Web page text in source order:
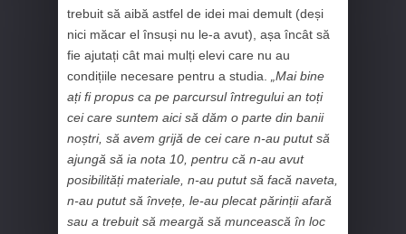
trebuit să aibă astfel de idei mai demult (deși
nici măcar el însuși nu le-a avut), așa încât să
fie ajutați cât mai mulți elevi care nu au
condițiile necesare pentru a studia.
„Mai bine
ați fi propus ca pe parcursul întregului an toți
cei care suntem aici să dăm o parte din banii
noștri, să avem grijă de cei care n-au putut să
ajungă să ia nota 10, pentru că n-au avut
posibilități materiale, n-au putut să facă naveta,
n-au putut să învețe, le-au plecat părinții afară
sau a trebuit să meargă să muncească în loc